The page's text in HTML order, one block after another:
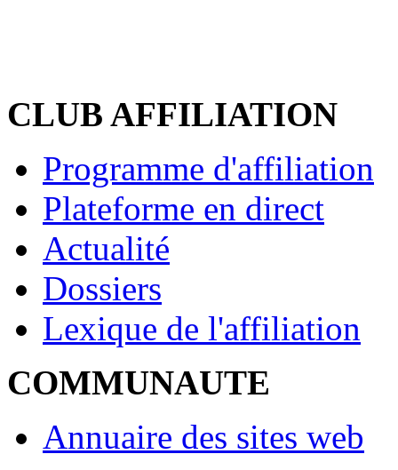
CLUB AFFILIATION
Programme d'affiliation
Plateforme en direct
Actualité
Dossiers
Lexique de l'affiliation
COMMUNAUTE
Annuaire des sites web